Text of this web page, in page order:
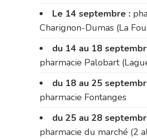
Le 14 septembre :
Charignon-Dumas (La
du 14 au 18
pharmacie Palobart
du 18 au 25
pharmacie Fontanges
du 25 au 28
pharmacie du marché (2